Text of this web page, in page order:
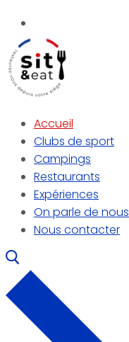
Aller
contenu
Menu
Fermer
Accueil
Clubs de sport
Campings
Restaurants
Expériences
On parle de nous
Nous contacter